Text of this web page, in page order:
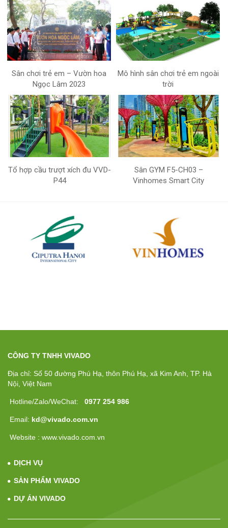
Sân chơi trẻ em – Vườn hoa
Ngọc Lâm 2023
Mô hình sân chơi trẻ em ngoài
trời
Tổ hợp cầu trượt xích đu VVD-
P44
Sân GYM F5-CH03 –
Vinhomes Smart City
CÔNG TY TNHH VIVADO
Địa chỉ: Số 50 đường Phú Hạ, thôn Phú Hạ, xã Kim Anh, TP. Hà
Nội, Việt Nam
Hotline/Zalo/WeChat: 0977 254 986
Email: kd@vivado.com.vn
Website : www.vivado.com.vn
DỊCH VỤ
SẢN PHẨM VIVADO
DỰ ÁN VIVADO